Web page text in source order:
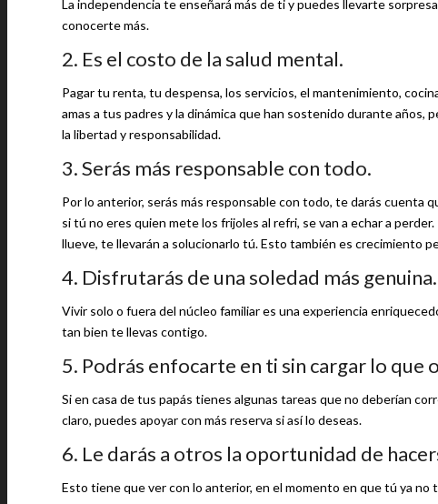
La independencia te enseñará más de ti y puedes llevarte
conocerte más.
2. Es el costo de la salud mental.
Pagar tu renta, tu despensa, los servicios, el mantenimiento,
amas a tus padres y la dinámica que han sostenido durante
la libertad y responsabilidad.
3. Serás más responsable con todo.
Por lo anterior, serás más responsable con todo, te darás cuenta
si tú no eres quien mete los frijoles al refri, se van a echar a
llueve, te llevarán a solucionarlo tú. Esto también es crecimiento
4. Disfrutarás de una soledad más genuina.
Vivir solo o fuera del núcleo familiar es una experiencia
tan bien te llevas contigo.
5. Podrás enfocarte en ti sin cargar lo que
Si en casa de tus papás tienes algunas tareas que no deberían
claro, puedes apoyar con más reserva si así lo deseas.
6. Le darás a otros la oportunidad de
Esto tiene que ver con lo anterior, en el momento en que tú ya no